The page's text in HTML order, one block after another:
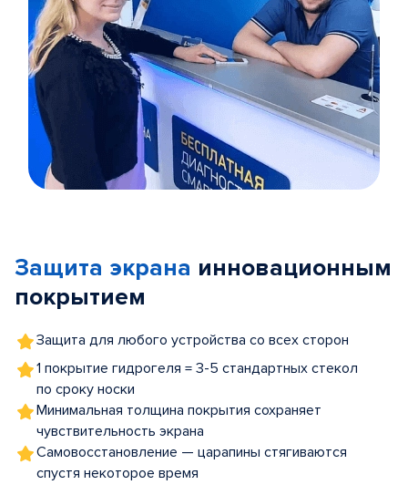
5
Защита экрана инновационным
покрытием
Защита для любого устройства со всех сторон
1 покрытие гидрогеля = 3-5 стандартных стекол
по сроку носки
Минимальная толщина покрытия сохраняет
чувствительность экрана
Самовосстановление — царапины стягиваются
спустя некоторое время